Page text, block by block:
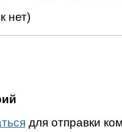
нет)
для отправки